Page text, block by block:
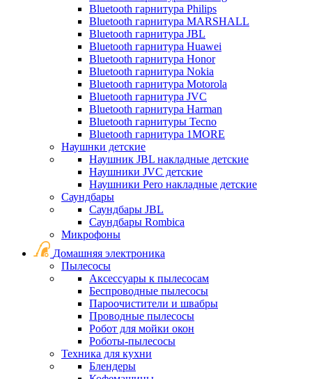
Bluetooth гарнитура Philips
Bluetooth гарнитура MARSHALL
Bluetooth гарнитура JBL
Bluetooth гарнитура Huawei
Bluetooth гарнитура Honor
Bluetooth гарнитура Nokia
Bluetooth гарнитура Motorola
Bluetooth гарнитура JVC
Bluetooth гарнитура Harman
Bluetooth гарнитуры Tecno
Bluetooth гарнитура 1MORE
Наушнки детские
Наушник JBL накладные детские
Наушники JVC детские
Наушники Pero накладные детские
Саундбары
Саундбары JBL
Саундбары Rombica
Микрофоны
Домашняя электроника
Пылесосы
Аксессуары к пылесосам
Беспроводные пылесосы
Пароочистители и швабры
Проводные пылесосы
Робот для мойки окон
Роботы-пылесосы
Техника для кухни
Блендеры